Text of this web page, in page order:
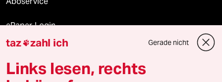
ePaper Login
Downloads für Abonnierende
taz zahl ich Gerade nicht
Links lesen, rechts